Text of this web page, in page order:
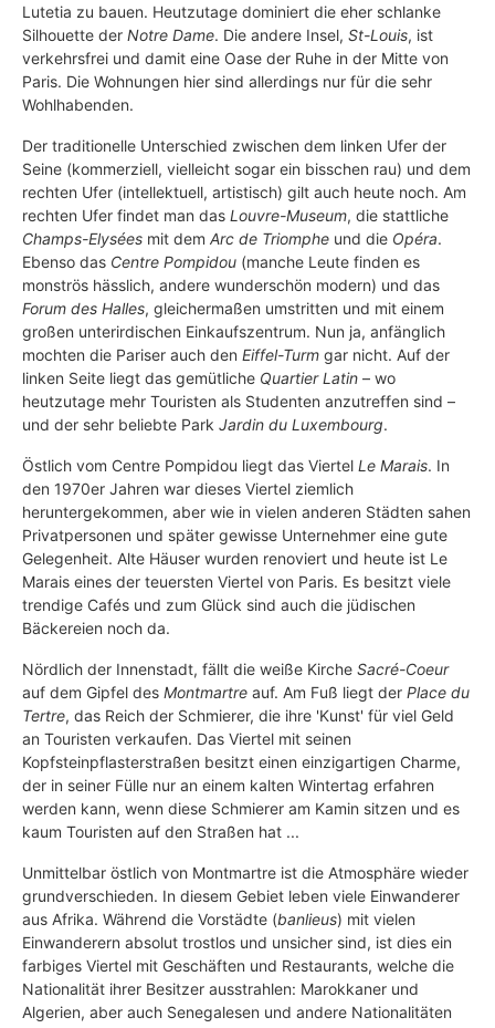
Lutetia zu bauen. Heutzutage dominiert die eher schlanke
Silhouette der Notre Dame. Die andere Insel, St-Louis, ist
verkehrsfrei und damit eine Oase der Ruhe in der Mitte von
Paris. Die Wohnungen hier sind allerdings nur für die sehr
Wohlhabenden.
Der traditionelle Unterschied zwischen dem linken Ufer der
Seine (kommerziell, vielleicht sogar ein bisschen rau) und dem
rechten Ufer (intellektuell, artistisch) gilt auch heute noch. Am
rechten Ufer findet man das Louvre-Museum, die stattliche
Champs-Elysées mit dem Arc de Triomphe und die Opéra.
Ebenso das Centre Pompidou (manche Leute finden es
monströs hässlich, andere wunderschön modern) und das
Forum des Halles, gleichermaßen umstritten und mit einem
großen unterirdischen Einkaufszentrum. Nun ja, anfänglich
mochten die Pariser auch den Eiffel-Turm gar nicht. Auf der
linken Seite liegt das gemütliche Quartier Latin – wo
heutzutage mehr Touristen als Studenten anzutreffen sind –
und der sehr beliebte Park Jardin du Luxembourg.
Östlich vom Centre Pompidou liegt das Viertel Le Marais. In
den 1970er Jahren war dieses Viertel ziemlich
heruntergekommen, aber wie in vielen anderen Städten sahen
Privatpersonen und später gewisse Unternehmer eine gute
Gelegenheit. Alte Häuser wurden renoviert und heute ist Le
Marais eines der teuersten Viertel von Paris. Es besitzt viele
trendige Cafés und zum Glück sind auch die jüdischen
Bäckereien noch da.
Nördlich der Innenstadt, fällt die weiße Kirche Sacré-Coeur
auf dem Gipfel des Montmartre auf. Am Fuß liegt der Place du
Tertre, das Reich der Schmierer, die ihre 'Kunst' für viel Geld
an Touristen verkaufen. Das Viertel mit seinen
Kopfsteinpflasterstraßen besitzt einen einzigartigen Charme,
der in seiner Fülle nur an einem kalten Wintertag erfahren
werden kann, wenn diese Schmierer am Kamin sitzen und es
kaum Touristen auf den Straßen hat ...
Unmittelbar östlich von Montmartre ist die Atmosphäre wieder
grundverschieden. In diesem Gebiet leben viele Einwanderer
aus Afrika. Während die Vorstädte (banlieus) mit vielen
Einwanderern absolut trostlos und unsicher sind, ist dies ein
farbiges Viertel mit Geschäften und Restaurants, welche die
Nationalität ihrer Besitzer ausstrahlen: Marokkaner und
Algerien, aber auch Senegalesen und andere Nationalitäten